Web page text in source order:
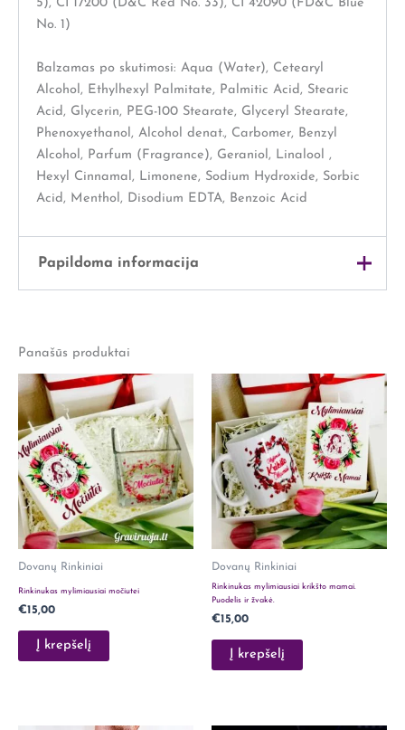
5), CI 17200 (D&C Red No. 33), CI 42090 (FD&C Blue
No. 1)
Balzamas po skutimosi: Aqua (Water), Cetearyl
Alcohol, Ethylhexyl Palmitate, Palmitic Acid, Stearic
Acid, Glycerin, PEG-100 Stearate, Glyceryl Stearate,
Phenoxyethanol, Alcohol denat., Carbomer, Benzyl
Alcohol, Parfum (Fragrance), Geraniol, Linalool ,
Hexyl Cinnamal, Limonene, Sodium Hydroxide, Sorbic
Acid, Menthol, Disodium EDTA, Benzoic Acid
Papildoma informacija
Išmatavimai
Lytis Jam
Panašūs produktai
Dovanų Rinkiniai
Rinkinukas mylimiausiai močiutei
€15,00
Į krepšelį
Dovanų Rinkiniai
Rinkinukas mylimiausiai krikšto mamai.
Puodelis ir žvakė.
€15,00
Į krepšelį